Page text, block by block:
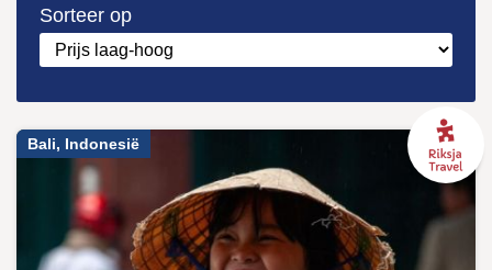
Sorteer op
Bali, Indonesië